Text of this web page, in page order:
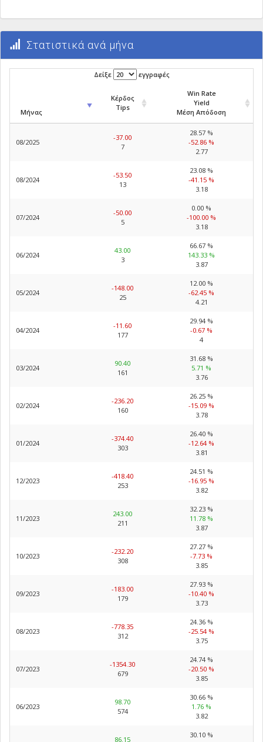
Στατιστικά ανά μήνα
Δείξε εγγραφές
Μήνας
Κέρδος
Tips
Win Rate
Yield
Μέση Απόδοση
08/2025
-37.00
7
28.57 %
-52.86 %
2.77
08/2024
-53.50
13
23.08 %
-41.15 %
3.18
07/2024
-50.00
5
0.00 %
-100.00 %
3.18
06/2024
43.00
3
66.67 %
143.33 %
3.87
05/2024
-148.00
25
12.00 %
-62.45 %
4.21
04/2024
-11.60
177
29.94 %
-0.67 %
4
03/2024
90.40
161
31.68 %
5.71 %
3.76
02/2024
-236.20
160
26.25 %
-15.09 %
3.78
01/2024
-374.40
303
26.40 %
-12.64 %
3.81
12/2023
-418.40
253
24.51 %
-16.95 %
3.82
11/2023
243.00
211
32.23 %
11.78 %
3.87
10/2023
-232.20
308
27.27 %
-7.73 %
3.85
09/2023
-183.00
179
27.93 %
-10.40 %
3.73
08/2023
-778.35
312
24.36 %
-25.54 %
3.75
07/2023
-1354.30
679
24.74 %
-20.50 %
3.85
06/2023
98.70
574
30.66 %
1.76 %
3.82
86.15
30.10 %